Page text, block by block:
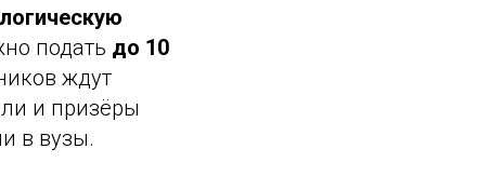
подать до 10
ждут
и призёры
в вузы.